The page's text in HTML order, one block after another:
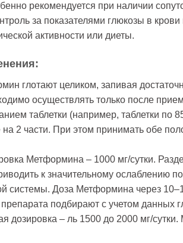
рекомендуется при наличии
за показателями глюкозы в
активности или диеты.
глотают целиком, запивая
осуществлять только после
таблетки (например, таблетки по
2 части. При этом принимать обе
Метформина – 1000 мг/сутки.
к значительному ослаблению
системы. Доза Метформина через
подбирают с учетом данных
дозировка – ль 1500 до 2000 мг/